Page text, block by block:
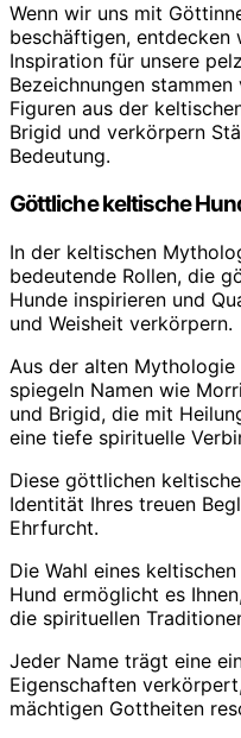
Wenn wir uns mit
beschäftigen, entdecken
Inspiration für unsere
Bezeichnungen
Figuren aus der
Brigid und verkörpern
Bedeutung.
Göttliche keltische
In der keltischen
bedeutende Rollen, die
Hunde inspirieren und
und Weisheit verkörpern.
Aus der alten
spiegeln Namen wie
und Brigid, die mit
eine tiefe spirituelle
Diese göttlichen
Identität Ihres treuen
Ehrfurcht.
Die Wahl eines
Hund ermöglicht es
die spirituellen
Jeder Name trägt eine
Eigenschaften
mächtigen Gottheiten